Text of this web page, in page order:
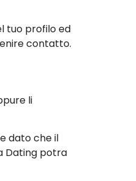
tuo profilo ed
contatto.
li
dato che il
Dating potra